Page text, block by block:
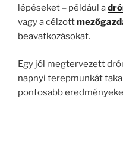
lépéseket – például a
vagy a célzott
beavatkozásokat.
Egy jól megtervezett
napnyi terepmunkát
pontosabb